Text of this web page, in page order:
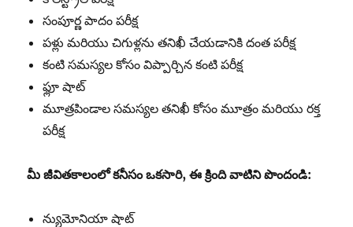
సంపూర్ణ పాదం పరీక్ష
పళ్లు మరియు చిగుళ్లను తనిఖీ చేయడానికి దంత పరీక్ష
కంటి సమస్యల కోసం విప్పార్చిన కంటి పరీక్ష
ఫ్లూ షాట్
మూత్రపిండాల సమస్యల తనిఖీ కోసం మూత్రం మరియు రక్త
పరీక్ష
మీ జీవితకాలంలో కనీసం ఒకసారి,ఈ క్రింది వాటిని పొందండి:
న్యుమోనియా షాట్